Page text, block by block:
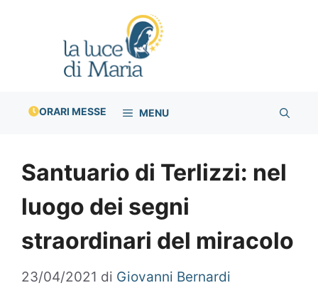
ORARI MESSE MENU
Santuario di Terlizzi: nel
luogo dei segni
straordinari del miracolo
23/04/2021 di Giovanni Bernardi